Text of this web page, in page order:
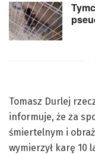
Tomasz Durlej
informuje, że za
śmiertelnym i
wymierzył karę 10